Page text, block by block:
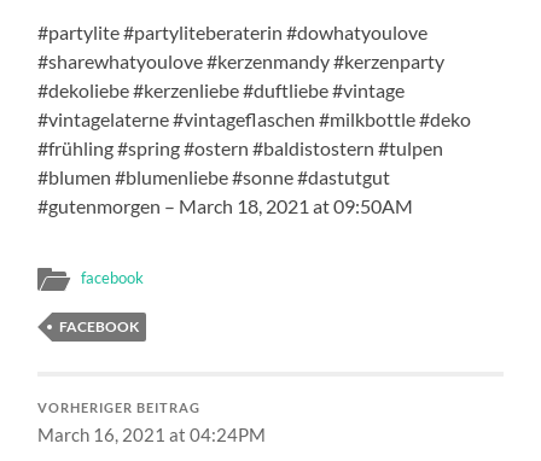
#partylite #partyliteberaterin #dowhatyoulove
#sharewhatyoulove #kerzenmandy #kerzenparty
#dekoliebe #kerzenliebe #duftliebe #vintage
#vintagelaterne #vintageflaschen #milkbottle #deko
#frühling #spring #ostern #baldistostern #tulpen
#blumen #blumenliebe #sonne #dastutgut
#gutenmorgen – March 18, 2021 at 09:50AM
facebook
FACEBOOK
VORHERIGER BEITRAG
March 16, 2021 at 04:24PM